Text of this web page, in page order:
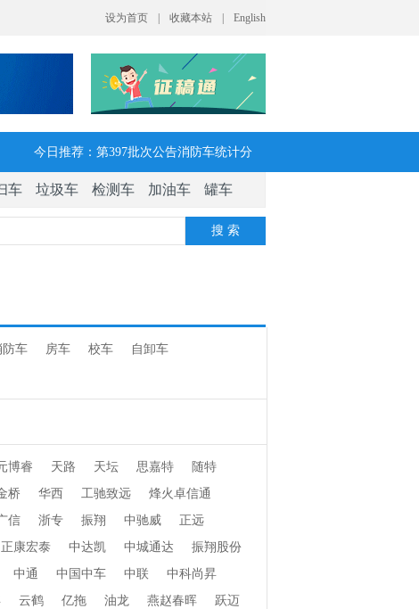
今日推荐：第397批次公告消防车统计分
析：公示企业达21家11种车型，水罐、器
今日推荐：今年危险货物港口作业安全生
车 垃圾车 检测车 加油车 罐车
搜 索
防车 房车 校车
自卸车
博睿 天路 天坛 思嘉特
随特
桥 华西 工驰致远
烽火卓信通
信 浙专 振翔 中驰威
正远
正康宏泰 中达凯 中城通达
振翔股份
中通 中国中车 中联
中科尚昇
云鹤 亿拖 油龙 燕赵春晖
跃迈